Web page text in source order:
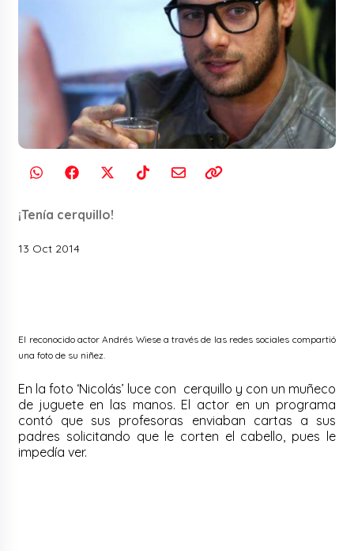
¡Tenía cerquillo!
13 Oct 2014
El reconocido actor Andrés Wiese a través de las redes sociales compartió
una foto de su niñez.
En la foto ‘Nicolás’ luce con cerquillo y con un muñeco
de juguete en las manos. El actor en un programa
contó que sus profesoras enviaban cartas a sus
padres solicitando que le corten el cabello, pues le
impedía ver.